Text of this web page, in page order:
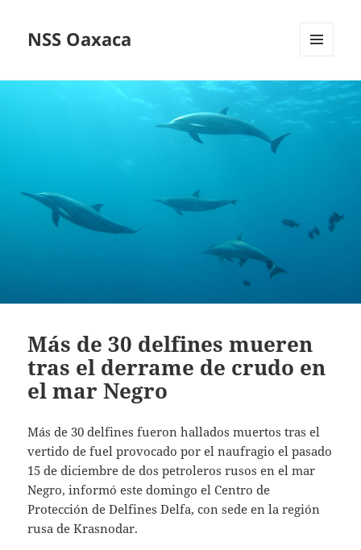
NSS Oaxaca
WIDGETS
Más de 30 delfines mueren
tras el derrame de crudo en
el mar Negro
Más de 30 delfines fueron hallados muertos tras el
vertido de fuel provocado por el naufragio el pasado
15 de diciembre de dos petroleros rusos en el mar
Negro, informó este domingo el Centro de
Protección de Delfines Delfa, con sede en la región
rusa de Krasnodar.